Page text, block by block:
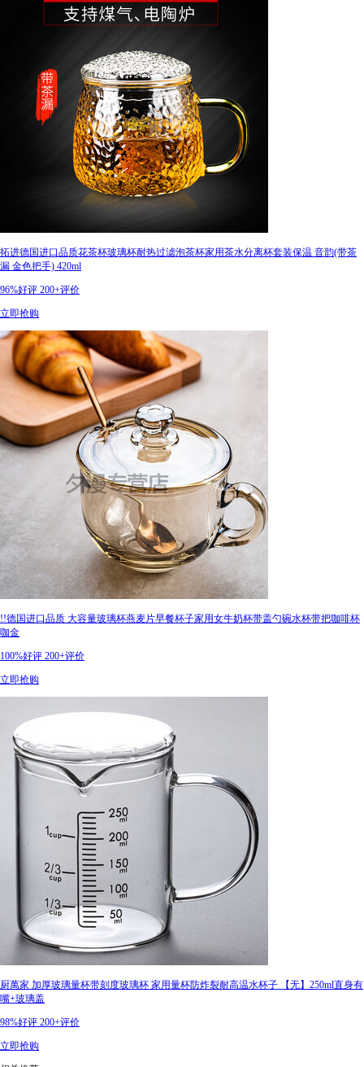
拓进德国进口品质花茶杯玻璃杯耐热过滤泡茶杯家用茶水分离杯套装保温 音韵(带茶
漏 金色把手) 420ml
96%好评 200+评价
立即抢购
!!德国进口品质 大容量玻璃杯燕麦片早餐杯子家用女牛奶杯带盖勺碗水杯带把咖啡杯
咖金
100%好评 200+评价
立即抢购
厨萬家 加厚玻璃量杯带刻度玻璃杯 家用量杯防炸裂耐高温水杯子 【无】250ml直身有
嘴+玻璃盖
98%好评 200+评价
立即抢购